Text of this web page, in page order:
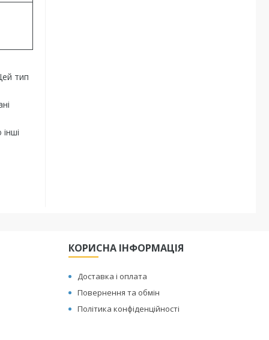
тип
КОРИСНА ІНФОРМАЦІЯ
Доставка і оплата
Повернення та обмін
Політика конфіденційності